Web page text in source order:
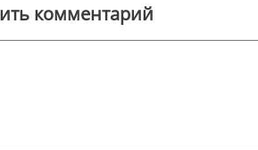
комментарий